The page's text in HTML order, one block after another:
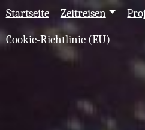
Startseite Zeitreisen
Cookie-Richtlinie (EU)